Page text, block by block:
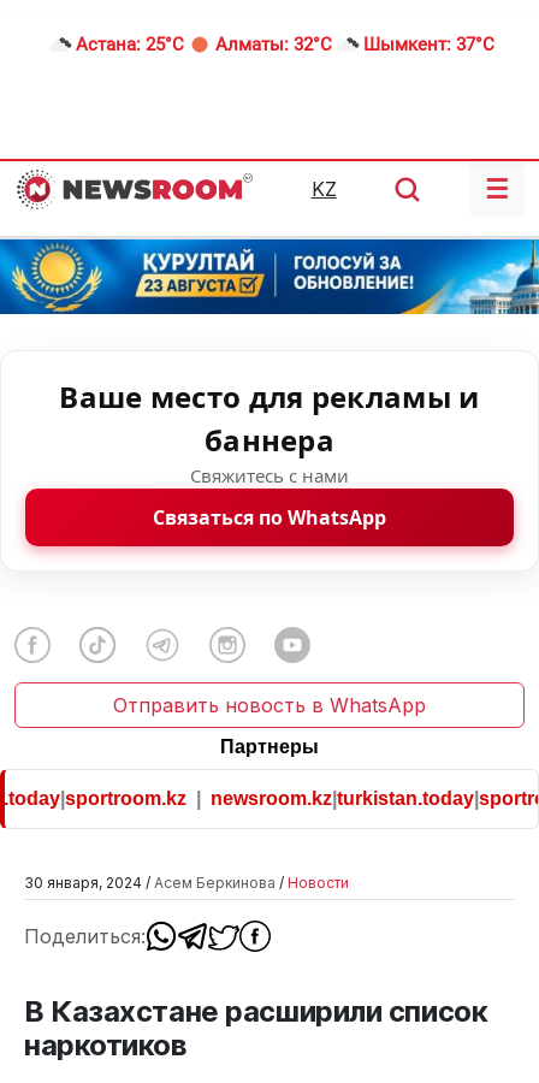
Астана: 25°C Алматы: 32°C Шымкент: 37°C
KZ ☰
Ваше место для рекламы и
баннера
Свяжитесь с нами
Связаться по WhatsApp
Отправить новость в WhatsApp
Партнеры
|sportroom.kz| newsroom.kz|turkistan.today|
30 января, 2024 / Асем Беркинова / Новости
Поделиться:
В Казахстане расширили список
наркотиков